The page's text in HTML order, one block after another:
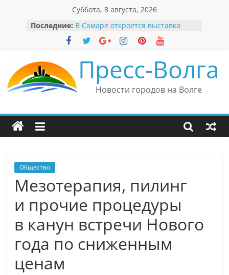
содержимому
Суббота, 8 августа, 2026
Последние: В Самаре откроется выставка
невероятных рекордов и фактов
«Веришь или нет»
Вячеслав Моше Кантор –
президент Европейского
еврейского конгресса
Вячеслав Моше Кантор считает
причиной низкого уровня
Ильдар Узбеков отметил крепкие
Пресс-Волга
Новости городов на Волге
Общество
Мезотерапия, пилинг
и прочие процедуры
в канун встречи Нового
года по сниженным
ценам